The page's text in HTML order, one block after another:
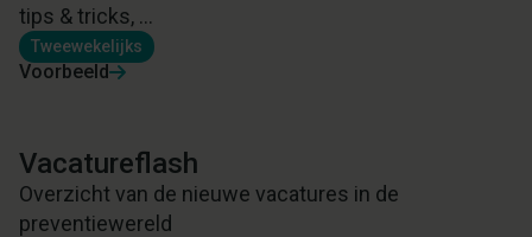
tips & tricks, ...
Tweewekelijks
Voorbeeld
Vacatureflash
Overzicht van de nieuwe vacatures in de
preventiewereld